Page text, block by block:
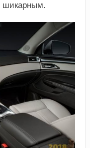
шикарным.